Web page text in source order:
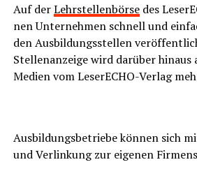
Auf derLehr­stel­len­bör­sedes
nen Unter­neh­men schnell und
den Aus­bil­dungs­stel­len
Stel­len­an­zei­ge wird dar­über hin­aus
Medi­en vom Lese­r­ECHO-Ver­lag
Aus­bil­dungs­be­trie­be kön­nen sich
und Ver­lin­kung zur eige­nen